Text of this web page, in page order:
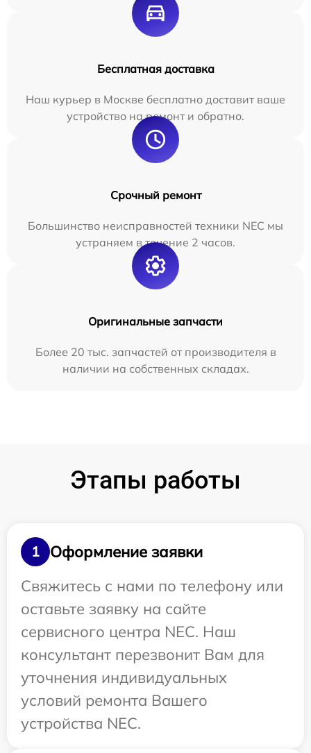
Бесплатная доставка
Наш курьер в Москве бесплатно доставит ваше
устройство на ремонт и обратно.
Срочный ремонт
Большинство неисправностей техники NEC мы
устраняем в течение 2 часов.
Оригинальные запчасти
Более 20 тыс. запчастей от производителя в
наличии на собственных складах.
Этапы работы
1
Оформление заявки
Свяжитесь с нами по телефону или
оставьте заявку на сайте
сервисного центра NEC. Наш
консультант перезвонит Вам для
уточнения индивидуальных
условий ремонта Вашего
устройства NEC.